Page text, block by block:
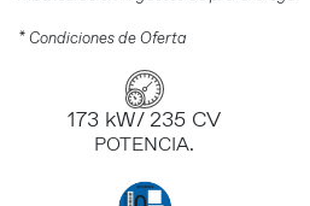
* Condiciones de Oferta
173 kW/ 235 CV
POTENCIA.